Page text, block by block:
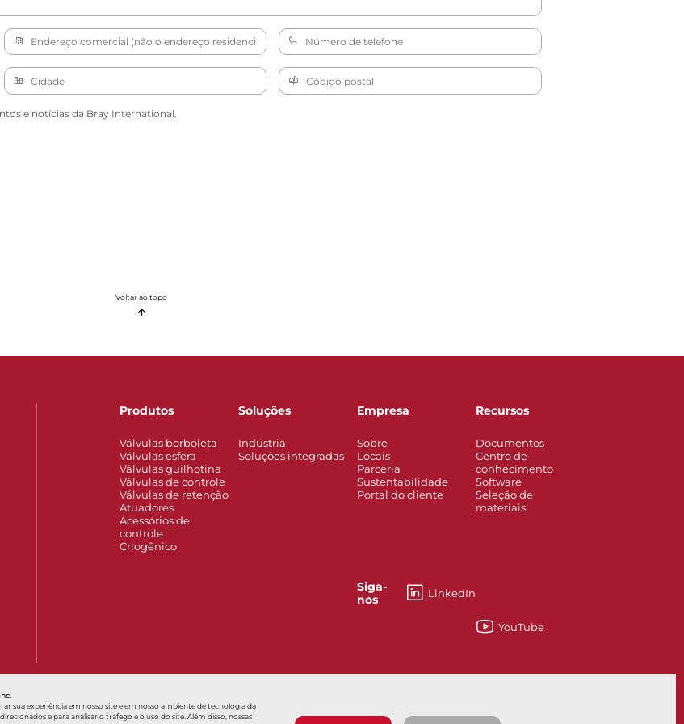
sua experiência em nosso site e em nosso ambiente de tecnologia da
e para analisar o tráfego e o uso do site. Além disso, nossas
e notícias da Bray International.
Voltar ao topo
Produtos
Válvulas borboleta
Válvulas esfera
Válvulas guilhotina
Válvulas de controle
Válvulas de retenção
Atuadores
Acessórios de
controle
Criogênico
Soluções
Indústria
Soluções integradas
Empresa
Sobre
Locais
Parceria
Sustentabilidade
Portal do cliente
Siga-
nos
LinkedIn
Recursos
Documentos
Centro de
conhecimento
Software
Seleção de
materiais
YouTube
Solução de válvula de controle melhora a vida...